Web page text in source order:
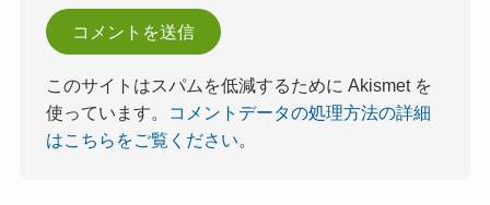
このサイトはスパムを低減するために Akismet を
使っています。
コメントデータの処理方法の詳細
はこちらをご覧ください。